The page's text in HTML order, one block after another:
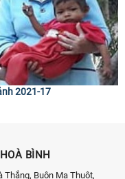
2021-17
BÌNH
Thắng, Buôn Ma Thuột,